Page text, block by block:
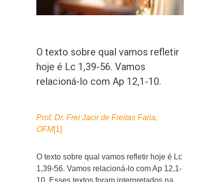
O texto sobre qual vamos refletir
hoje é Lc 1,39-56. Vamos
relacioná-lo com Ap 12,1-10.
Prof. Dr. Frei Jacir de Freitas Faria,
OFM[1]
O texto sobre qual vamos refletir hoje é Lc
1,39-56. Vamos relacioná-lo com Ap 12,1-
10. Esses textos foram interpretados na